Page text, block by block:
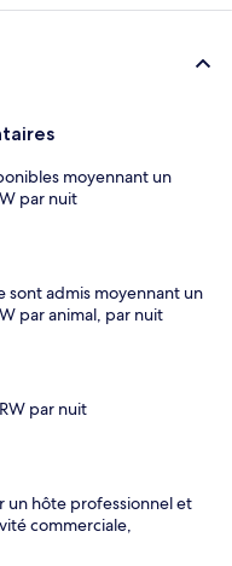
moyennant un
par nuit
sont admis moyennant un
par animal, par nuit
par nuit
un hôte professionnel et
commerciale,